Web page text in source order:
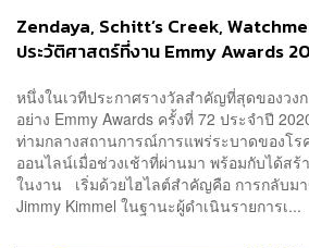
Zendaya, Schitt’s Creek,
ประวัติศาสตร์ที่งาน Emmy Awards
หนึ่งในเวทีประกาศรางวัลสำคัญที่สุดของวงก
อย่าง Emmy Awards ครั้งที่ 72 ประจำปี
ท่ามกลางสถานการณ์การแพร่ระบาดของโ
ออนไลน์เมื่อช่วงเช้าที่ผ่านมา พร้อมกับได้สร้
ในงาน เริ่มด้วยไฮไลต์สำคัญคือ การกลับม
Jimmy Kimmel ในฐานะผู้ดำเนินรายการเ...